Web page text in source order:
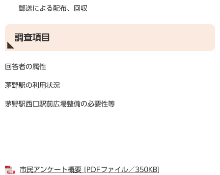
郵送による配布、回収
調査項目
回答者の属性
茅野駅の利用状況
茅野駅西口駅前広場整備の必要性等
市民アンケート概要 [PDFファイル／350KB]